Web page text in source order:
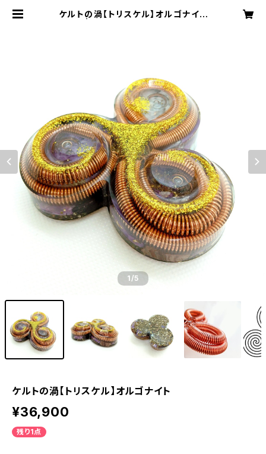
ケルトの渦【トリスケル】オルゴナイト
1/5
ケルトの渦【トリスケル】オルゴナイト
¥36,900
残り1点